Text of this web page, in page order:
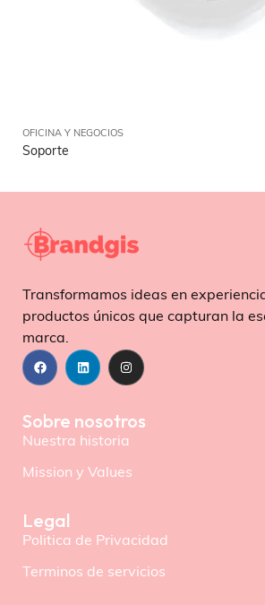
OFICINA Y NEGOCIOS
Soporte
Transformamos ideas en
productos únicos que capturan la
marca.
Sobre nosotros
Nuestra historia
Mission y Values
Legal
Politica de Privacidad
Terminos de servicios